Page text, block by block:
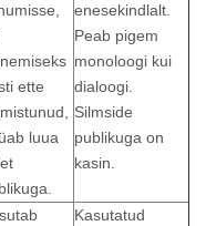
ette
luua
enesekindlalt.
Peab pigem
monoloogi kui
dialoogi.
Silmside
publikuga on
kasin.
Kasutatud